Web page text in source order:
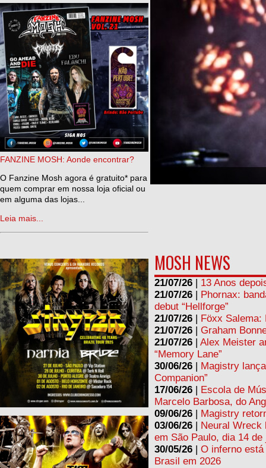
FANZINE MOSH: Aonde encontrar?
O Fanzine Mosh agora é gratuito* para
quem comprar em nossa loja oficial ou
em alguma das lojas...
Leia mais...
MOSH NEWS
21/07/26
13 Anos
21/07/26
Phornax:
debut “Hellforge”
21/07/26
Föxx Salema:
21/07/26
Graham
21/07/26
Alex Meister
“Memory Lane”
30/06/26
Magistry
Companion”
17/06/26
Escola de
Marcelo Barbosa, do
09/06/26
Magistry
03/06/26
Neural Wreck
em São Paulo, dia 14 de
30/05/26
O inferno
Brasil em 2026